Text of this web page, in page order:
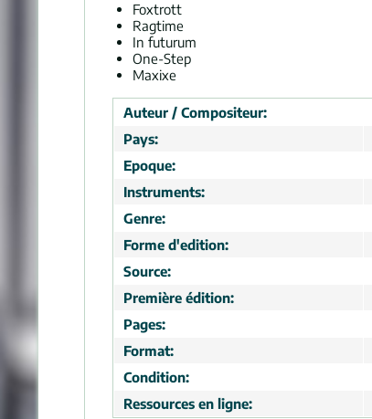
Foxtrott
Ragtime
In futurum
One-Step
Maxixe
Auteur / Compositeur:
Pays:
Epoque:
Instruments:
Genre:
Forme d'edition:
Source:
Première édition:
Pages:
Format:
Condition:
Ressources en ligne: